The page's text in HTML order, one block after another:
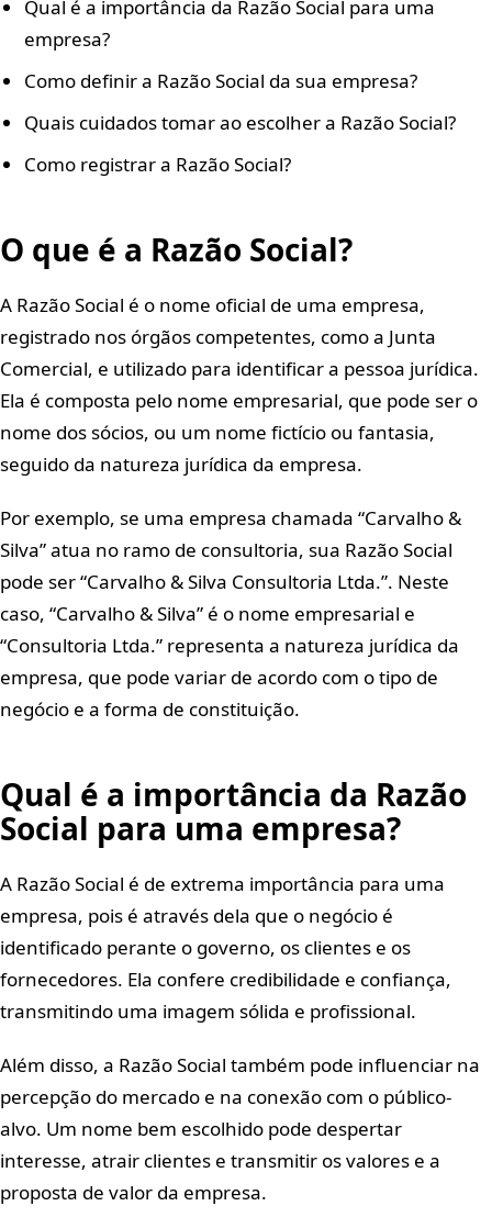
Qual é a importância da Razão Social para uma
empresa?
Como definir a Razão Social da sua empresa?
Quais cuidados tomar ao escolher a Razão Social?
Como registrar a Razão Social?
O que é a Razão Social?
A Razão Social é o nome oficial de uma empresa,
registrado nos órgãos competentes, como a Junta
Comercial, e utilizado para identificar a pessoa jurídica.
Ela é composta pelo nome empresarial, que pode ser o
nome dos sócios, ou um nome fictício ou fantasia,
seguido da natureza jurídica da empresa.
Por exemplo, se uma empresa chamada “Carvalho &
Silva” atua no ramo de consultoria, sua Razão Social
pode ser “Carvalho & Silva Consultoria Ltda.”. Neste
caso, “Carvalho & Silva” é o nome empresarial e
“Consultoria Ltda.” representa a natureza jurídica da
empresa, que pode variar de acordo com o tipo de
negócio e a forma de constituição.
Qual é a importância da Razão
Social para uma empresa?
A Razão Social é de extrema importância para uma
empresa, pois é através dela que o negócio é
identificado perante o governo, os clientes e os
fornecedores. Ela confere credibilidade e confiança,
transmitindo uma imagem sólida e profissional.
Além disso, a Razão Social também pode influenciar na
percepção do mercado e na conexão com o público-
alvo. Um nome bem escolhido pode despertar
interesse, atrair clientes e transmitir os valores e a
proposta de valor da empresa.